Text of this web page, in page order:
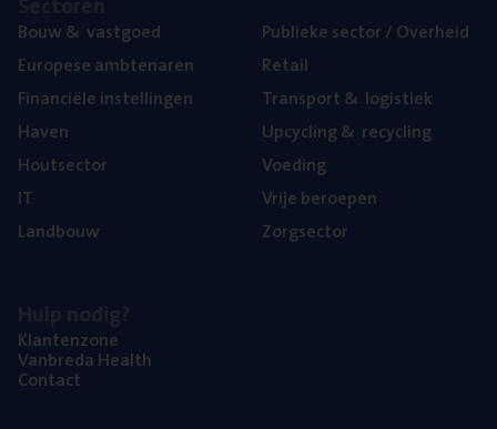
Bouw& vastgoed
Euro­pe­se ambtenaren
Finan­ci­ë­le instellingen
Haven
Hout­sec­tor
IT
Land­bouw
Publie­ke sec­tor / Overheid
Retail
Trans­port& logistiek
Upcy­cling& recycling
Voe­ding
Vrije beroe­pen
Zorg­sec­tor
Klan­ten­zo­ne
Van­b­re­da Health
Con­tact